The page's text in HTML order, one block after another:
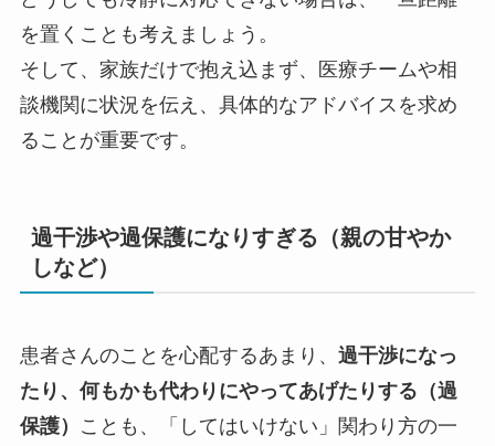
を置くことも考えましょう。
そして、家族だけで抱え込まず、医療チームや相
談機関に状況を伝え、具体的なアドバイスを求め
ることが重要です。
過干渉や過保護になりすぎる（親の甘やか
しなど）
患者さんのことを心配するあまり、 過干渉になっ
たり、何もかも代わりにやってあげたりする（過
保護）
ことも、「してはいけない」関わり方の一